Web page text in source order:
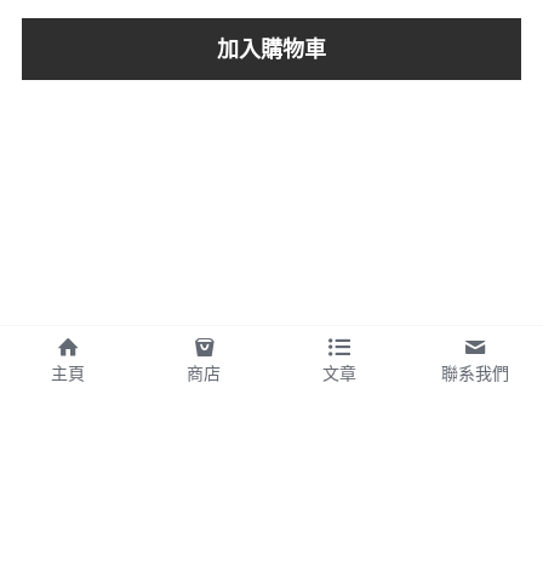
加入購物車
主頁 商店 文章 聯系我們